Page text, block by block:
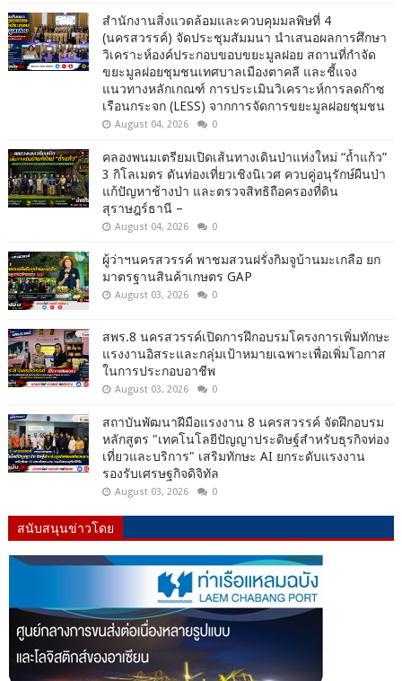
สำนักงานสิ่งแวดล้อมและควบคุมมลพิษที่ 4
(นครสวรรค์) จัดประชุมสัมมนา นำเสนอผลการศึกษา
วิเคราะห์องค์ประกอบขอบขยะมูลฝอย สถานที่กำจัด
ขยะมูลฝอยชุมชนเทศบาลเมืองตาคลี และชี้แจง
แนวทางหลักเกณฑ์ การประเมินวิเคราะห์การลดก๊าซ
เรือนกระจก (LESS) จากการจัดการขยะมูลฝอยชุมชน
August 04, 2026 0
คลองพนมเตรียมเปิดเส้นทางเดินป่าแห่งใหม่ “ถ้ำแก้ว”
3 กิโลเมตร ดันท่องเที่ยวเชิงนิเวศ ควบคู่อนุรักษ์ผืนป่า
แก้ปัญหาช้างป่า และตรวจสิทธิถือครองที่ดิน
สุราษฎร์ธานี –
August 04, 2026 0
ผู้ว่าฯนครสวรรค์ พาชมสวนฝรั่งกิมจูบ้านมะเกลือ ยก
มาตรฐานสินค้าเกษตร GAP
August 03, 2026 0
สพร.8 นครสวรรค์เปิดการฝึกอบรมโครงการเพิ่มทักษะ
แรงงานอิสระและกลุ่มเป้าหมายเฉพาะเพื่อเพิ่มโอกาส
ในการประกอบอาชีพ
August 03, 2026 0
สถาบันพัฒนาฝีมือแรงงาน 8 นครสวรรค์ จัดฝึกอบรม
หลักสูตร "เทคโนโลยีปัญญาประดิษฐ์สำหรับธุรกิจท่อง
เที่ยวและบริการ" เสริมทักษะ AI ยกระดับแรงงาน
รองรับเศรษฐกิจดิจิทัล
August 03, 2026 0
สนับสนุนข่าวโดย